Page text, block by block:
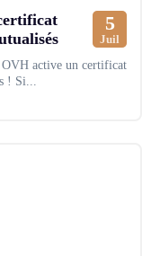
5
Juil
active un certificat
! Si...